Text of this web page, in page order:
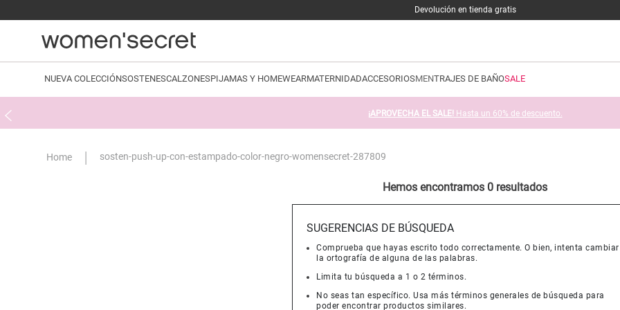
Devolución en tienda gratis
NUEVA COLECCIÓNSOSTENESCALZONESPIJAMAS Y HOMEWEARMATERNIDADACCESORIOSMENTRAJES DE BAÑOSALE
¡APROVECHA EL SALE! Hasta un 60% de descuento.
sosten-push-up-con-estampado-color-negro-womensecret-287809
Hemos encontramos 0 resultados
SUGERENCIAS DE BÚSQUEDA
Comprueba que hayas escrito todo correctamente. O bien, intenta cambiar
la ortografía de alguna de las palabras.
Limita tu búsqueda a 1 o 2 términos.
No seas tan específico. Usa más términos generales de búsqueda para
poder encontrar productos similares.